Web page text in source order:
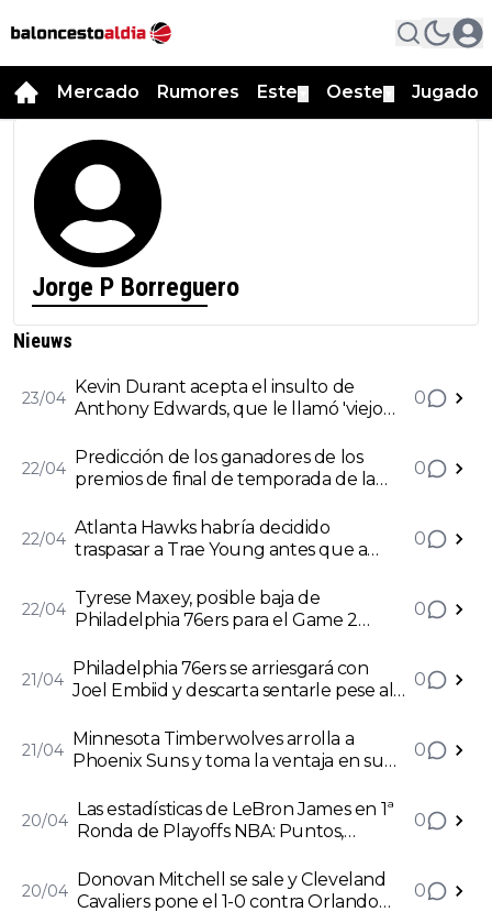
Mercado Rumores Este Oeste
Jorge P Borreguero
Nieuws
23/04
Kevin Durant acepta el insulto de
Anthony Edwards, que le llamó 'viejo
"Ahora depende de mí"
0
22/04
Predicción de los ganadores de los
premios de final de temporada de la
0
22/04
Atlanta Hawks habría decidido
traspasar a Trae Young antes que a
2024
0
22/04
Tyrese Maxey, posible baja de
Philadelphia 76ers para el Game 2
0
21/04
Philadelphia 76ers se arriesgará con
Joel Embiid y descarta sentarle pese al
0
21/04
Minnesota Timberwolves arrolla a
Phoenix Suns y toma la ventaja en su
MVP
0
20/04
Las estadísticas de LeBron James en 1ª
Ronda de Playoffs NBA: Puntos,
0
20/04
Donovan Mitchell se sale y Cleveland
Cavaliers pone el 1-0 contra Orlando
0